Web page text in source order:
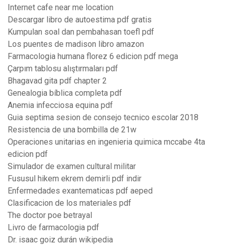
Internet cafe near me location
Descargar libro de autoestima pdf gratis
Kumpulan soal dan pembahasan toefl pdf
Los puentes de madison libro amazon
Farmacologia humana florez 6 edicion pdf mega
Çarpım tablosu alıştırmaları pdf
Bhagavad gita pdf chapter 2
Genealogia bíblica completa pdf
Anemia infecciosa equina pdf
Guia septima sesion de consejo tecnico escolar 2018
Resistencia de una bombilla de 21w
Operaciones unitarias en ingenieria quimica mccabe 4ta
edicion pdf
Simulador de examen cultural militar
Fususul hikem ekrem demirli pdf indir
Enfermedades exantematicas pdf aeped
Clasificacion de los materiales pdf
The doctor poe betrayal
Livro de farmacologia pdf
Dr. isaac goiz durán wikipedia